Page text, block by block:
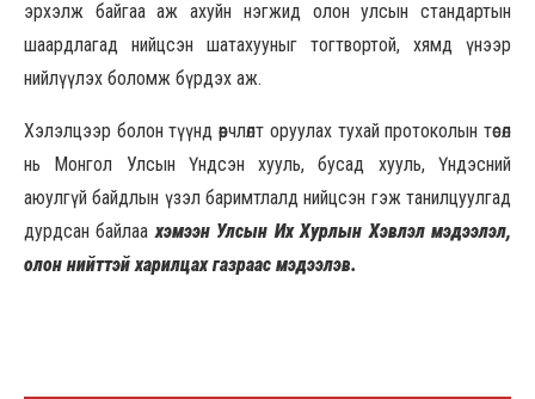
эрхэлж байгаа аж ахуйн нэгжид олон улсын стандартын
шаардлагад нийцсэн шатахууныг тогтвортой, хямд үнээр
нийлүүлэх боломж бүрдэх аж.
Хэлэлцээр болон түүнд өөрчлөлт оруулах тухай протоколын төсөл
нь Монгол Улсын Үндсэн хууль, бусад хууль, Үндэсний
аюулгүй байдлын үзэл баримтлалд нийцсэн гэж танилцуулгад
дурдсан байлаахэмээн Улсын Их Хурлын Хэвлэл мэдээлэл,
олон нийттэй харилцах газраас мэдээлэв.